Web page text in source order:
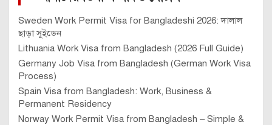
Sweden Work Permit Visa for Bangladeshi 2026: দালাল
ছাড়া সুইডেন
Lithuania Work Visa from Bangladesh (2026 Full Guide)
Germany Job Visa from Bangladesh (German Work Visa
Process)
Spain Visa from Bangladesh: Work, Business &
Permanent Residency
Norway Work Permit Visa from Bangladesh – Simple &